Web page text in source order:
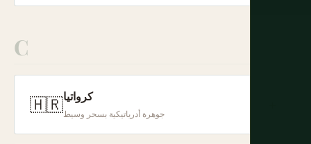
C
🇭🇷كرواتيا
جوهرة أدرياتيكية بسحر وسيط